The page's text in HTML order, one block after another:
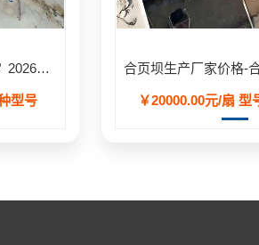
柔性液压坝价格多少钱一套？2026年工程造价明细表
型号 ￥20000.00元/扇型